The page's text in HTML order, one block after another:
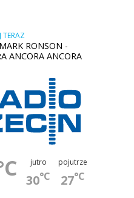
TERAZ
RONSON -
ANCORA ANCORA
jutro
30°C
pojutrze
27°C